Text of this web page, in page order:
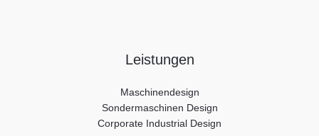
Leistungen
Maschinendesign
Sondermaschinen Design
Corporate Industrial Design